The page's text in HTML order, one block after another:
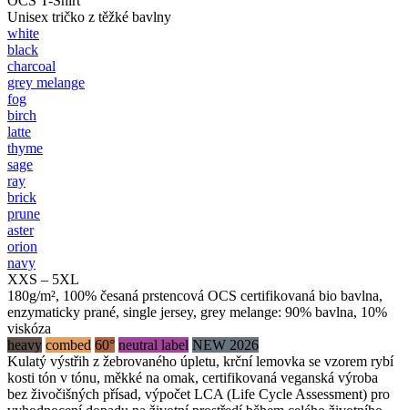
Unisex tričko z těžké bavlny
white
black
charcoal
grey melange
fog
birch
latte
thyme
sage
ray
brick
prune
aster
orion
navy
XXS – 5XL
180g/m², 100% česaná prstencová OCS certifikovaná bio bavlna,
enzymaticky prané, single jersey, grey melange: 90% bavlna, 10%
viskóza
heavy combed 60° neutral label NEW 2026
Kulatý výstřih z žebrovaného úpletu, krční lemovka se vzorem rybí
kosti tón v tónu, měkké na omak, certifikovaná veganská výroba
bez živočišných přísad, výpočet LCA (Life Cycle Assessment) pro